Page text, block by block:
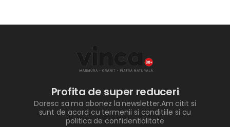
Profita de super reduceri
Doresc sa ma abonez la newsletter.Am citit si
sunt de acord cu termenii si conditiile si cu
politica de confidentialitate